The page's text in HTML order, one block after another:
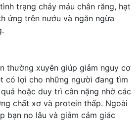
trạng chảy máu chân răng, hạt
ứng trên nướu và ngăn ngừa
thường xuyên giúp giảm nguy cơ
có lợi cho những người đang tìm
hoặc duy trì cân nặng nhờ các
chất xơ và protein thấp. Ngoài
bạn no lâu và giảm cảm giác